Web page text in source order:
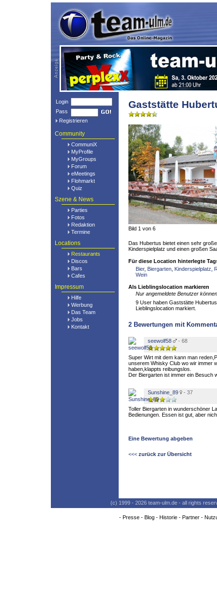
Login
Pass
Registrieren
Community
CommuniX
MyProfile
MyGroups
Forum
eMeetings
Flohmarkt
Quiz
Szene & News
Parties
Fotos
Redaktion
Termine
Locations
Restaurants
Discos
Bars
Cafes
Impressum
Hilfe
Werbung
Das Team
Jobs
Kontakt
Gaststätte
Bild 1 von 6
Das Hubertus bietet einen sehr
Kinderspielplatz und einen großen
Für diese Location hinterlegte
Bier, Biergarten Kinderspielplatz
Wein
Als Lieblingslocation markieren
Nur angemeldete Benutzer
9 User haben Gaststätte
Lieblingslocation markiert.
2 Bewertungen mit
seewolf58 - 68
Super Wirt mit dem kann man
unserem Whisky Club wo wir immer
haben,klappts reibungslos.
Der Biergarten ist immer ein Besuch
Sunshine_89 - 37
Toller Biergarten in wunderschöner
Bedienungen. Essen ist gut, aber
Eine Bewertung abgeben
<<< zurück zur Übersicht
(c) 1999 - 2026 team-ulm.de - all rights
- Presse- Blog- Historie- Partner-